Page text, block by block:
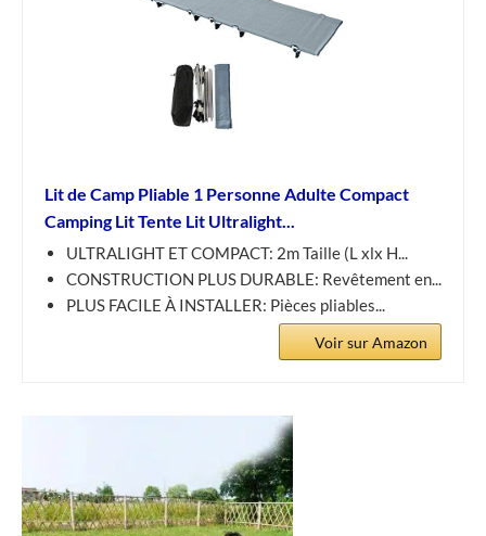
Lit de Camp Pliable 1 Personne Adulte Compact
Camping Lit Tente Lit Ultralight...
ULTRALIGHT ET COMPACT: 2m Taille (L xlx H...
CONSTRUCTION PLUS DURABLE: Revêtement en...
PLUS FACILE À INSTALLER: Pièces pliables...
Voir sur Amazon